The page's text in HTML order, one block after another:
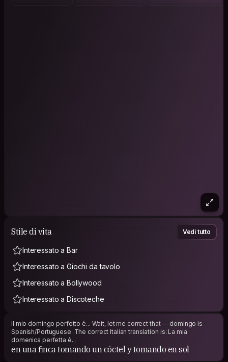
Stile di vita Vedi tutto
Interessato a Bar
Interessato a Giochi da tavolo
Interessato a Bollywood
Interessato a Discoteche
Il mio domingo perfetto è... Wait, let me correct that — domingo is
Spanish/Portuguese. The correct Italian translation is: La mia
domenica perfetta è...
en una finca tomando un cóctel y tomando en sol